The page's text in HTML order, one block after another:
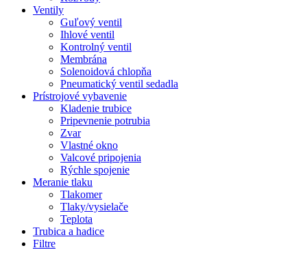
Ventily
Guľový ventil
Ihlové ventil
Kontrolný ventil
Membrána
Solenoidová chlopňa
Pneumatický ventil sedadla
Prístrojové vybavenie
Kladenie trubice
Pripevnenie potrubia
Zvar
Vlastné okno
Valcové pripojenia
Rýchle spojenie
Meranie tlaku
Tlakomer
Tlaky/vysielače
Teplota
Trubica a hadice
Filtre